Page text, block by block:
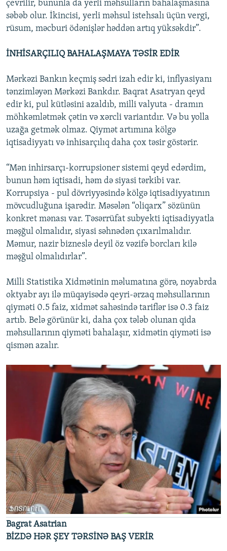
çevrilir, bununla da yerli məhsulların bahalaşmasına
səbəb olur. İkincisi, yerli məhsul istehsalı üçün vergi,
rüsum, məcburi ödənişlər həddən artıq yüksəkdir”.
İNHİSARÇILIQ BAHALAŞMAYA TƏSİR EDİR
Mərkəzi Bankın keçmiş sədri izah edir ki, inflyasiyanı
tənzimləyən Mərkəzi Bankdır. Baqrat Asatryan qeyd
edir ki, pul kütləsini azaldıb, milli valyuta - dramın
möhkəmlətmək çətin və xərcli variantdır. Və bu yolla
uzağa getmək olmaz. Qiymət artımına kölgə
iqtisadiyyatı və inhisarçılıq daha çox təsir göstərir.
“Mən inhirsarçı-korrupsioner sistemi qeyd edərdim,
bunun həm iqtisadi, həm də siyasi tərkibi var.
Korrupsiya - pul dövriyyəsində kölgə iqtisadiyyatının
mövcudluğuna işarədir. Məsələn “oliqarx” sözünün
konkret mənası var. Təsərrüfat subyekti iqtisadiyyatla
məşğul olmalıdır, siyasi səhnədən çıxarılmalıdır.
Məmur, nazir bizneslə deyil öz vəzifə borcları kilə
məşğul olmalıdırlar”.
Milli Statistika Xidmətinin məlumatına görə, noyabrda
oktyabr ayı ilə müqayisədə qeyri-ərzaq məhsullarının
qiyməti 0.5 faiz, xidmət sahəsində tariflər isə 0.3 faiz
artıb. Belə görünür ki, daha çox tələb olunan qida
məhsullarının qiyməti bahalaşır, xidmətin qiyməti isə
qismən azalır.
Bagrat Asatrian
BİZDƏ HƏR ŞEY TƏRSİNƏ BAŞ VERİR